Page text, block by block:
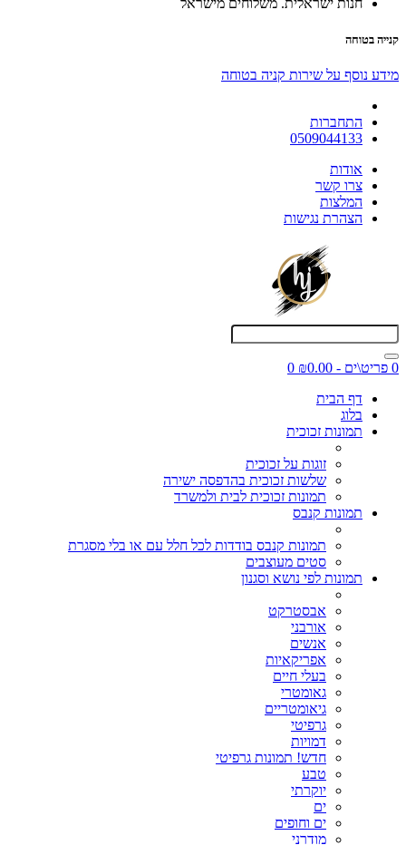
חנות ישראלית. משלוחים מישראל
קנייה בטוחה
מידע נוסף על שירות קניה בטוחה
התחברות
0509044133
אודות
צרו קשר
המלצות
הצהרת נגישות
0 פריט\ים - ₪0.00
0
דף הבית
בלוג
תמונות זכוכית
זוגות על זכוכית
שלשות זכוכית בהדפסה ישירה
תמונות זכוכית לבית ולמשרד
תמונות קנבס
תמונות קנבס בודדות לכל חלל עם או בלי מסגרת
סטים מעוצבים
תמונות לפי נושא וסגנון
אבסטרקט
אורבני
אנשים
אפריקאיות
בעלי חיים
גאומטרי
גיאומטריים
גרפיטי
דמויות
חדש! תמונות גרפיטי
טבע
יוקרתי
ים
ים וחופים
מודרני